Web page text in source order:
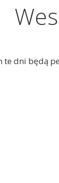
te dni będą